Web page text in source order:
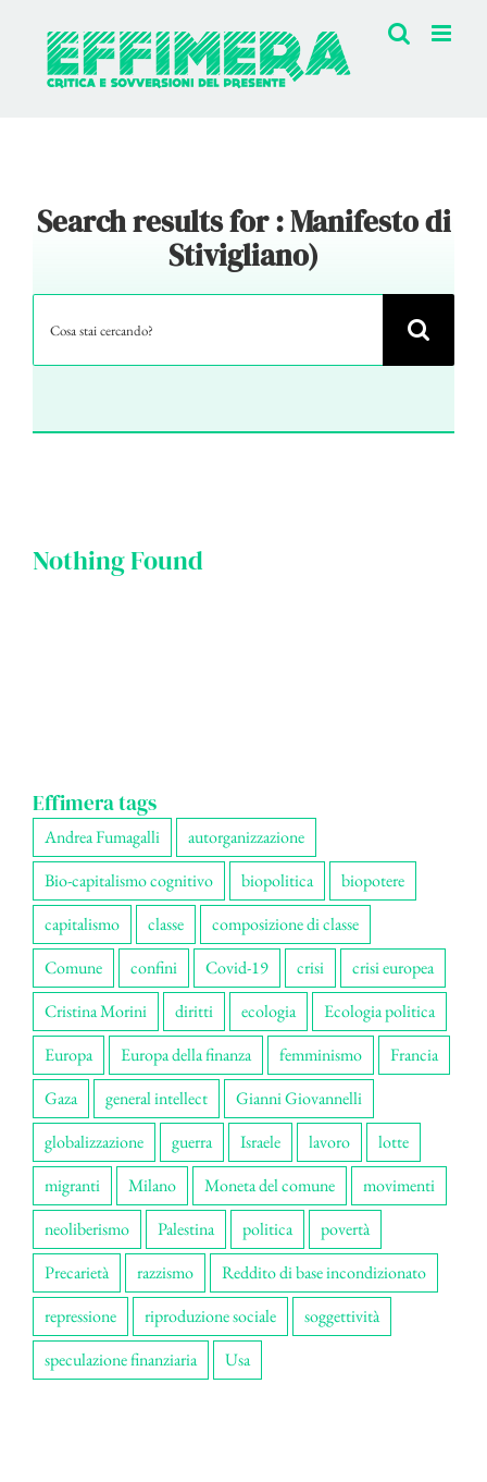
contenuto
Search results for : Manifesto di
Stivigliano)
per:
Nothing Found
Effimera tags
Andrea Fumagalli
autorganizzazione
Bio-capitalismo cognitivo
biopolitica
biopotere
capitalismo
classe
composizione di classe
Comune
confini Covid-19 crisi
crisi europea
Cristina Morini
diritti ecologia
Ecologia politica
Europa
Europa della finanza femminismo
Francia
Gaza
general intellect
Gianni Giovannelli
globalizzazione
guerra Israele lavoro
lotte
migranti
Milano Moneta del comune
movimenti
neoliberismo
Palestina politica
povertà
Precarietà
razzismo
Reddito di base incondizionato
repressione
riproduzione sociale
soggettività
speculazione finanziaria
Usa